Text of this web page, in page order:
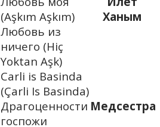
(Aşkım Aşkım)
Ханым
Любовь из
ничего (Hiç
Yoktan Aşk)
Carli is Basinda
(Çarli Is Basinda)
Драгоценности
госпожи
Медсестра